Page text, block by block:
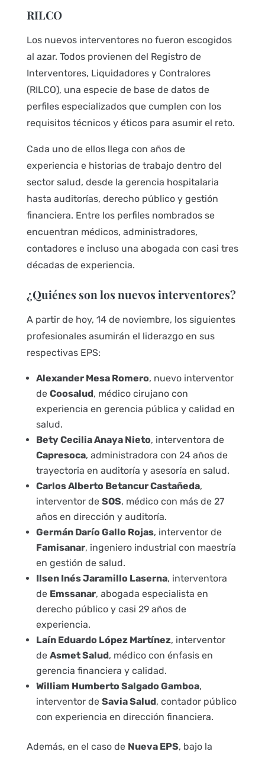
RILCO
Los nuevos interventores no fueron escogidos
al azar. Todos provienen del Registro de
Interventores, Liquidadores y Contralores
(RILCO), una especie de base de datos de
perfiles especializados que cumplen con los
requisitos técnicos y éticos para asumir el reto.
Cada uno de ellos llega con años de
experiencia e historias de trabajo dentro del
sector salud, desde la gerencia hospitalaria
hasta auditorías, derecho público y gestión
financiera. Entre los perfiles nombrados se
encuentran médicos, administradores,
contadores e incluso una abogada con casi tres
décadas de experiencia.
¿Quiénes son los nuevos interventores?
A partir de hoy, 14 de noviembre, los siguientes
profesionales asumirán el liderazgo en sus
respectivas EPS:
Alexander Mesa Romero, nuevo interventor
de Coosalud, médico cirujano con
experiencia en gerencia pública y calidad en
salud.
Bety Cecilia Anaya Nieto, interventora de
Capresoca, administradora con 24 años de
trayectoria en auditoría y asesoría en salud.
Carlos Alberto Betancur Castañeda,
interventor de SOS, médico con más de 27
años en dirección y auditoría.
Germán Darío Gallo Rojas, interventor de
Famisanar, ingeniero industrial con maestría
en gestión de salud.
Ilsen Inés Jaramillo Laserna, interventora
de Emssanar, abogada especialista en
derecho público y casi 29 años de
experiencia.
Laín Eduardo López Martínez, interventor
de Asmet Salud, médico con énfasis en
gerencia financiera y calidad.
William Humberto Salgado Gamboa,
interventor de Savia Salud, contador público
con experiencia en dirección financiera.
Además, en el caso de Nueva EPS, bajo la